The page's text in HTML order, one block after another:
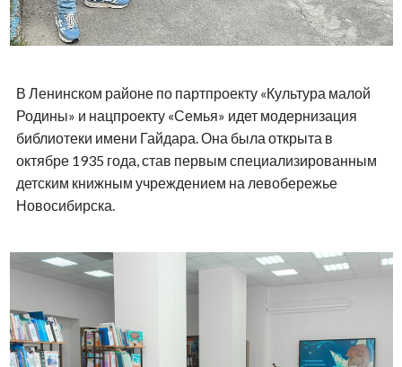
В Ленинском районе по партпроекту «Культура малой
Родины» и нацпроекту «Семья» идет модернизация
библиотеки имени Гайдара. Она была открыта в
октябре 1935 года, став первым специализированным
детским книжным учреждением на левобережье
Новосибирска.